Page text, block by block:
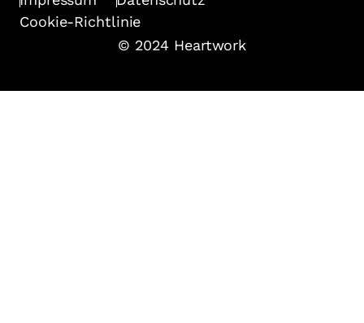
Cookie-Richtlinie
© 2024 Heartwork